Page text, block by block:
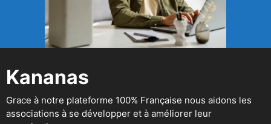
Kananas
Grace à notre plateforme 100% Française nous aidons les
associations à se développer et à améliorer leur